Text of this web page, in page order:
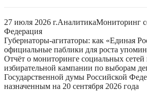
27 июля 2026 г.АналитикаМониторинг
Федерация
Губернаторы-агитаторы: как «Единая
официальные паблики для роста
Отчёт о мониторинге социальных сетей
избирательной кампании по выборам
Государственной думы Российской
назначенным на 20 сентября 2026 года